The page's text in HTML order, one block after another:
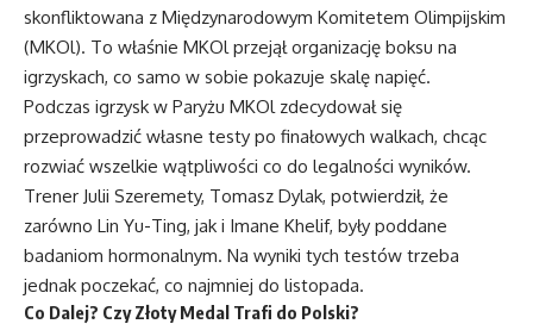
skonfliktowana z Międzynarodowym Komitetem Olimpijskim
(MKOl). To właśnie MKOl przejął organizację boksu na
igrzyskach, co samo w sobie pokazuje skalę napięć.
Podczas igrzysk w Paryżu MKOl zdecydował się
przeprowadzić własne testy po finałowych walkach, chcąc
rozwiać wszelkie wątpliwości co do legalności wyników.
Trener Julii Szeremety, Tomasz Dylak, potwierdził, że
zarówno Lin Yu-Ting, jak i Imane Khelif, były poddane
badaniom hormonalnym. Na wyniki tych testów trzeba
jednak poczekać, co najmniej do listopada.
Co Dalej? Czy Złoty Medal Trafi do Polski?